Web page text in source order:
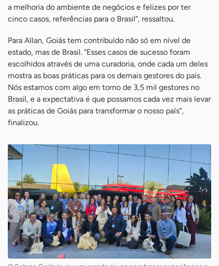
a melhoria do ambiente de negócios e felizes por ter
cinco casos, referências para o Brasil”, ressaltou.
Para Allan, Goiás tem contribuído não só em nível de
estado, mas de Brasil. “Esses casos de sucesso foram
escolhidos através de uma curadoria, onde cada um deles
mostra as boas práticas para os demais gestores do país.
Nós estamos com algo em torno de 3,5 mil gestores no
Brasil, e a expectativa é que possamos cada vez mais levar
as práticas de Goiás para transformar o nosso país”,
finalizou.